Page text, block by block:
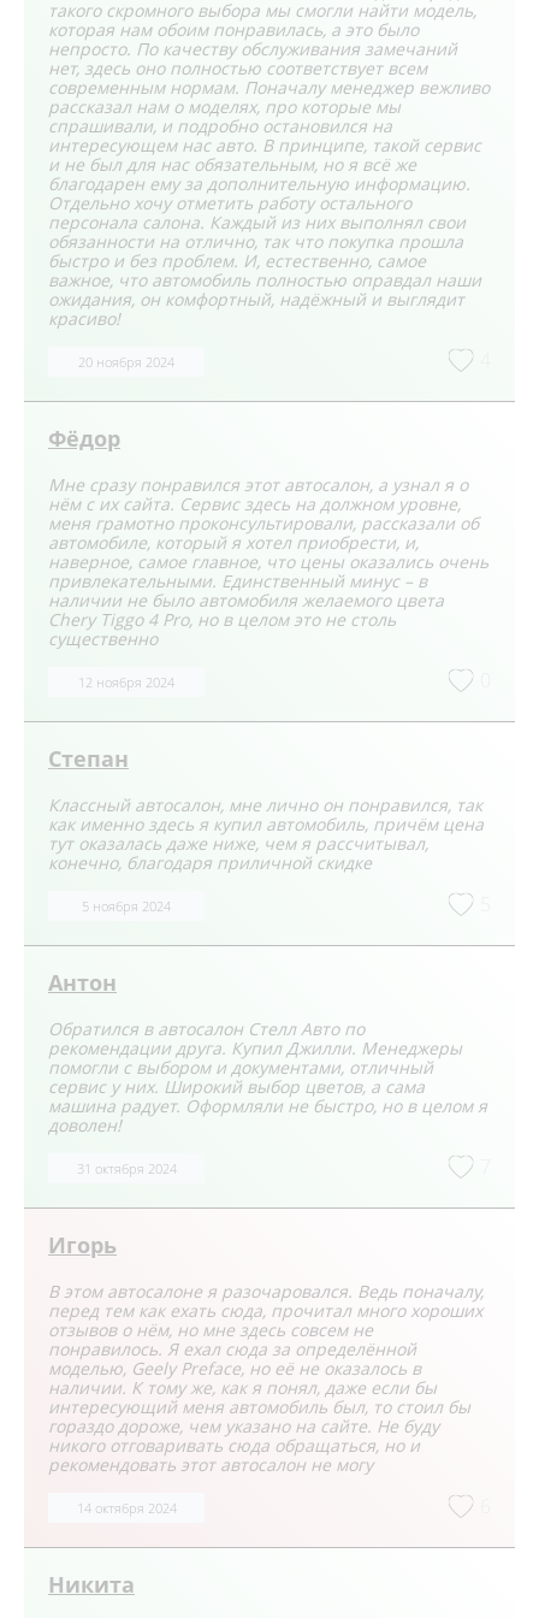
такого скромного выбора мы смогли найти модель,
которая нам обоим понравилась, а это было
непросто. По качеству обслуживания замечаний
нет, здесь оно полностью соответствует всем
современным нормам. Поначалу менеджер вежливо
рассказал нам о моделях, про которые мы
спрашивали, и подробно остановился на
интересующем нас авто. В принципе, такой сервис
и не был для нас обязательным, но я всё же
благодарен ему за дополнительную информацию.
Отдельно хочу отметить работу остального
персонала салона. Каждый из них выполнял свои
обязанности на отлично, так что покупка прошла
быстро и без проблем. И, естественно, самое
важное, что автомобиль полностью оправдал наши
ожидания, он комфортный, надёжный и выглядит
красиво!
20 ноября 2024
Фёдор
Мне сразу понравился этот автосалон, а узнал я о
нём с их сайта. Сервис здесь на должном уровне,
меня грамотно проконсультировали, рассказали об
автомобиле, который я хотел приобрести, и,
наверное, самое главное, что цены оказались очень
привлекательными. Единственный минус – в
наличии не было автомобиля желаемого цвета
Chery Tiggo 4 Pro, но в целом это не столь
существенно
12 ноября 2024
Степан
Классный автосалон, мне лично он понравился, так
как именно здесь я купил автомобиль, причём цена
тут оказалась даже ниже, чем я рассчитывал,
конечно, благодаря приличной скидке
5 ноября 2024
Антон
Обратился в автосалон Стелл Авто по
рекомендации друга. Купил Джилли. Менеджеры
помогли с выбором и документами, отличный
сервис у них. Широкий выбор цветов, а сама
машина радует. Оформляли не быстро, но в целом я
доволен!
31 октября 2024
Игорь
В этом автосалоне я разочаровался. Ведь поначалу,
перед тем как ехать сюда, прочитал много хороших
отзывов о нём, но мне здесь совсем не
понравилось. Я ехал сюда за определённой
моделью, Geely Preface, но её не оказалось в
наличии. К тому же, как я понял, даже если бы
интересующий меня автомобиль был, то стоил бы
гораздо дороже, чем указано на сайте. Не буду
никого отговаривать сюда обращаться, но и
рекомендовать этот автосалон не могу
14 октября 2024
Никита